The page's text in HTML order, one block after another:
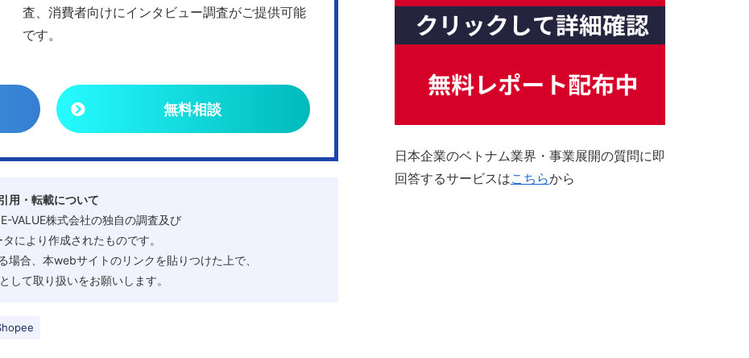
査、消費者向けにインタビュー調査がご提供可能
です。
無料相談
用・転載について
VALUE株式会社の独自の調査及び
により作成されたものです。
場合、本webサイトのリンクを貼りつけた上で、
して取り扱いをお願いします。
日本企業のベトナム業界・事業展開の質問に即
回答するサービスはこちらから